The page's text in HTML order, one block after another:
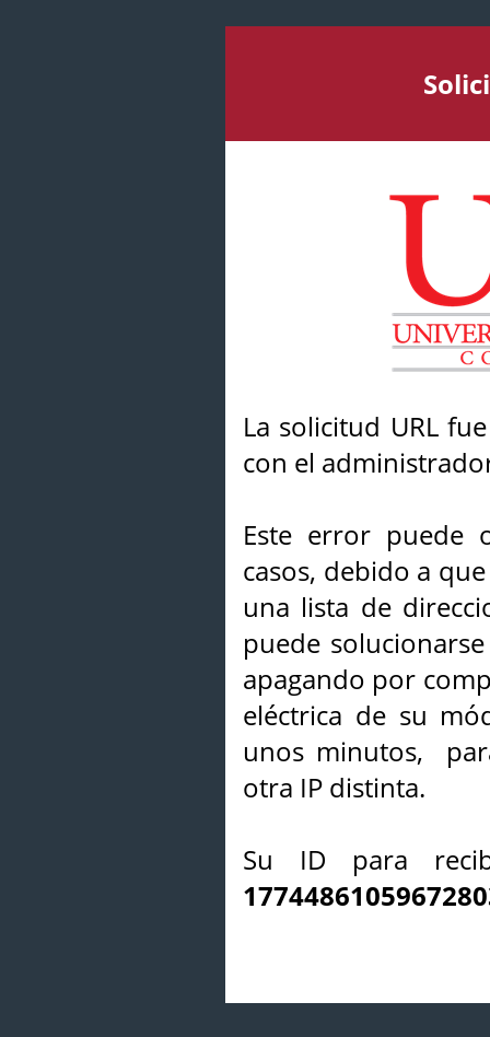
La solicitud URL
con el
Este error puede
casos, debido a
una lista de
puede
apagando por
eléctrica de su
unos minutos,
otra IP distinta.
Su ID para